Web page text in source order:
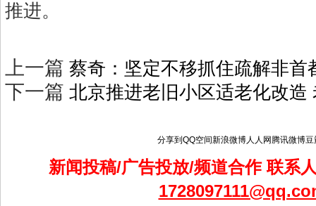
推进。
上一篇 蔡奇：坚定不移抓住疏解非首
下一篇 北京推进老旧小区适老化改造
分享到 QQ空间新浪微博人人网 腾讯微博豆
新闻投稿/广告投放/频道合作 联系